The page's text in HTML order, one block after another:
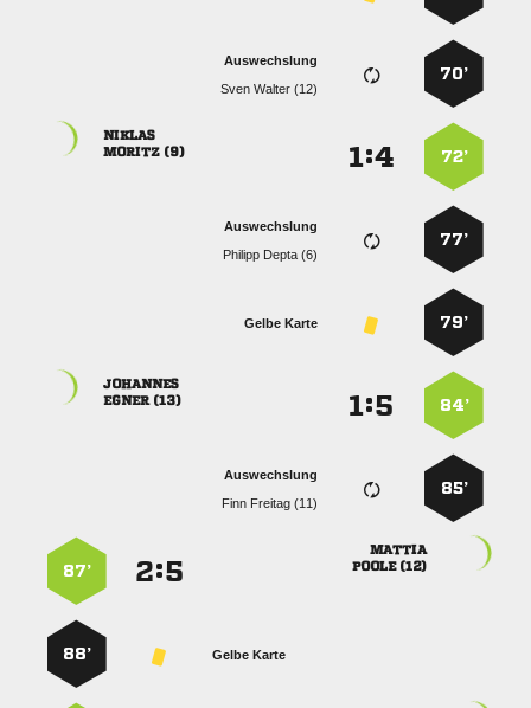
70’
Auswechslung
  
72’
:

 
77’
Auswechslung
  
79’
Gelbe Karte
84’
:

 
85’
Auswechslung
  

 
:
87’
Gelbe Karte
88’